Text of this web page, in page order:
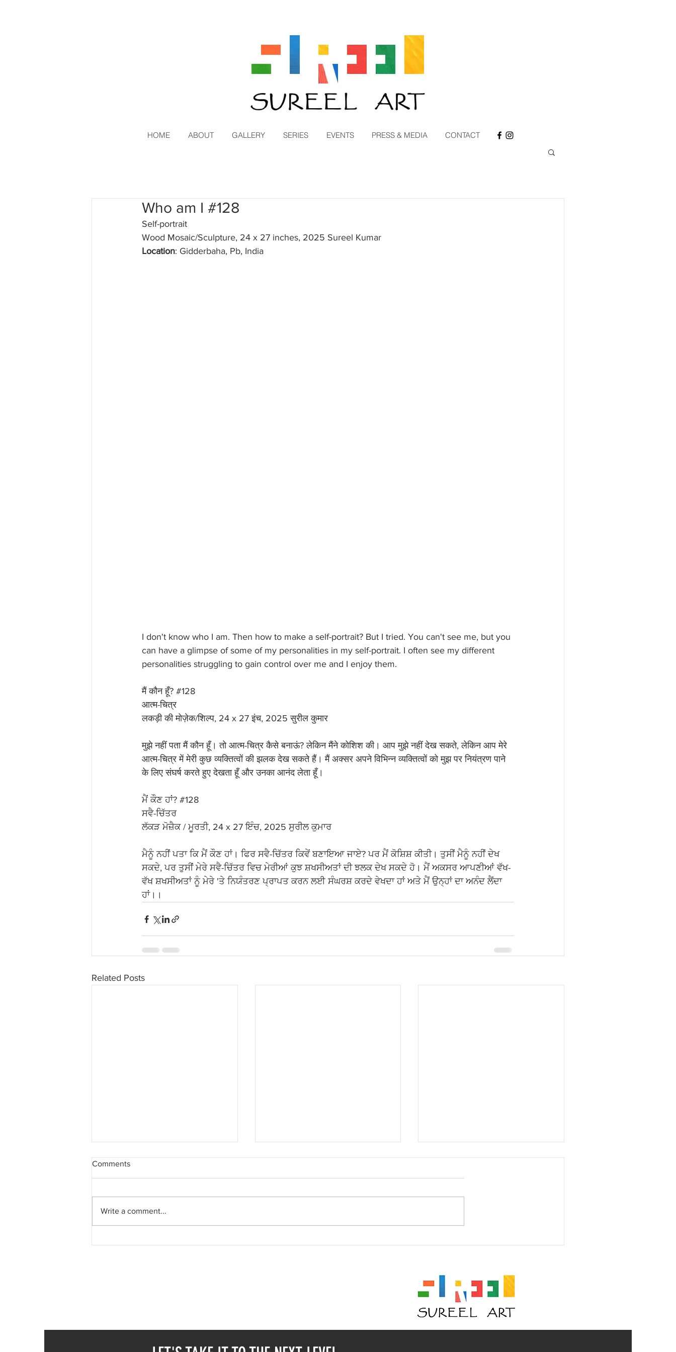
HOME ABOUT GALLERY SERIES EVENTS PRESS & MEDIA CONTACT
Who am I #128
Self-portrait
Wood Mosaic/Sculpture, 24 x 27 inches, 2025 Sureel Kumar
Location: Gidderbaha, Pb, India
I don't know who I am. Then how to make a self-portrait? But I tried. You can't see me, but you
can have a glimpse of some of my personalities in my self-portrait. I often see my different
personalities struggling to gain control over me and I enjoy them.
मैं कौन हूँ? #128
आत्म-चित्र
लकड़ी की मोज़ेक/शिल्प, 24 x 27 इंच, 2025 सुरील कुमार
मुझे नहीं पता मैं कौन हूँ। तो आत्म-चित्र कैसे बनाऊं? लेकिन मैंने कोशिश की। आप मुझे नहीं देख सकते, लेकिन आप मेरे
आत्म-चित्र में मेरी कुछ व्यक्तित्वों की झलक देख सकते हैं। मैं अक्सर अपने विभिन्न व्यक्तित्वों को मुझ पर नियंत्रण पाने
के लिए संघर्ष करते हुए देखता हूँ और उनका आनंद लेता हूँ।
ਮੈਂ ਕੌਣ ਹਾਂ? #128
ਸਵੈ-ਚਿੱਤਰ
ਲੱਕੜ ਮੋਜ਼ੈਕ / ਮੂਰਤੀ, 24 x 27 ਇੰਚ, 2025 ਸੁਰੀਲ ਕੁਮਾਰ
ਮੈਨੂੰ ਨਹੀਂ ਪਤਾ ਕਿ ਮੈਂ ਕੌਣ ਹਾਂ। ਫਿਰ ਸਵੈ-ਚਿੱਤਰ ਕਿਵੇਂ ਬਣਾਇਆ ਜਾਏ? ਪਰ ਮੈਂ ਕੋਸ਼ਿਸ਼ ਕੀਤੀ। ਤੁਸੀਂ ਮੈਨੂੰ ਨਹੀਂ ਦੇਖ
ਸਕਦੇ, ਪਰ ਤੁਸੀਂ ਮੇਰੇ ਸਵੈ-ਚਿੱਤਰ ਵਿਚ ਮੇਰੀਆਂ ਕੁਝ ਸ਼ਖਸੀਅਤਾਂ ਦੀ ਝਲਕ ਦੇਖ ਸਕਦੇ ਹੋ। ਮੈਂ ਅਕਸਰ ਆਪਣੀਆਂ ਵੱਖ-
ਵੱਖ ਸ਼ਖਸੀਅਤਾਂ ਨੂੰ ਮੇਰੇ 'ਤੇ ਨਿਯੰਤਰਣ ਪ੍ਰਾਪਤ ਕਰਨ ਲਈ ਸੰਘਰਸ਼ ਕਰਦੇ ਵੇਖਦਾ ਹਾਂ ਅਤੇ ਮੈਂ ਉਨ੍ਹਾਂ ਦਾ ਅਨੰਦ ਲੈਂਦਾ
ਹਾਂ।।
Related Posts
Comments
Write a comment...